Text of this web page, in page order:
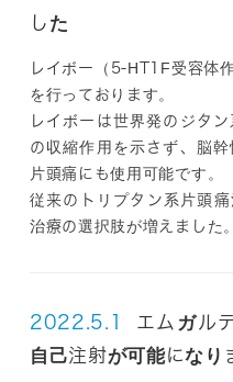
した
レイボー（5-HT1F受容体
を行っております。
レイボーは世界発のジタ
の収縮作用を示さず、脳
片頭痛にも使用可能です。
従来のトリプタン系片頭
治療の選択肢が増えました。
2022.5.1
エムガル
自己注射が可能になり